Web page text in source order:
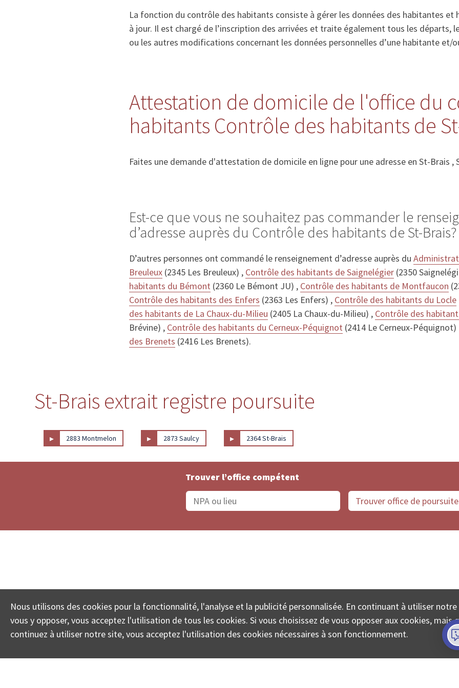
La fonction du contrôle des habitants consiste à gérer les données des habitantes
à jour. Il est chargé de l’inscription des arrivées et traite également tous les départs,
ou les autres modifications concernant les données personnelles d’une habitante et/
Attestation de domicile de l'office du
habitants Contrôle des habitants de
Faites une demande d'attestation de domicile en ligne pour une adresse en St-Brais ,
Est-ce que vous ne souhaitez pas commander le
d’adresse auprès du Contrôle des habitants de St-Brais?
D’autres personnes ont commandé le renseignement d’adresse auprès du
Breuleux (2345 Les Breuleux) , Contrôle des habitants de Saignelégier (2350
habitants du Bémont (2360 Le Bémont JU) , Contrôle des habitants de Montfaucon
Contrôle des habitants des Enfers (2363 Les Enfers) , Contrôle des habitants du Locle
des habitants de La Chaux-du-Milieu (2405 La Chaux-du-Milieu) , Contrôle des
Brévine) , Contrôle des habitants du Cerneux-Péquignot (2414 Le Cerneux-
des Brenets (2416 Les Brenets).
St-Brais extrait registre poursuite
▸ 2883 Montmelon ▸ 2873 Saulcy ▸ 2364 St-Brais
Trouver l’office compétent
Nous utilisons des cookies pour la fonctionnalité, l'analyse et la publicité personnalisée. En continuant à utiliser
vous y opposer, vous acceptez l'utilisation de tous les cookies. Si vous choisissez de vous opposer aux cookies, mais
continuez à utiliser notre site, vous acceptez l'utilisation des cookies nécessaires à son fonctionnement.
© COLLECTA SA www.poursuites-plus.ch est un service de